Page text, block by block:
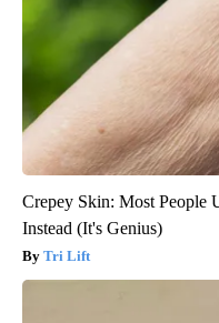
Crepey Skin: Most People
Instead (It's Genius)
Tri Lift